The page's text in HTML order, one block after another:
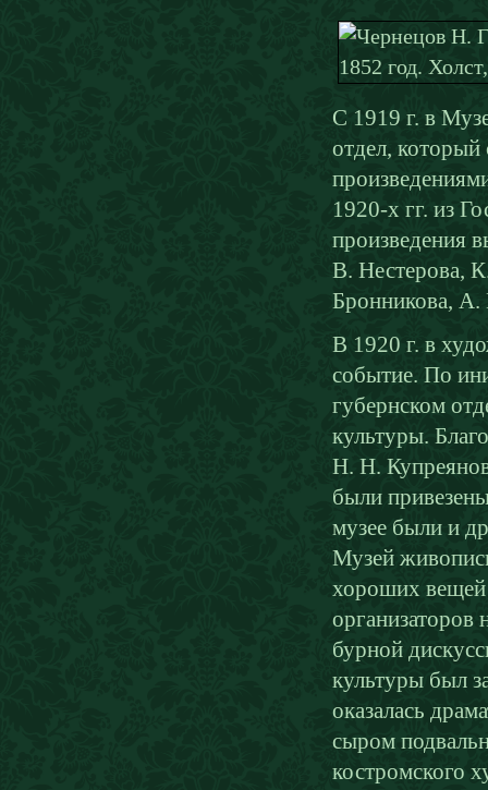
С 1919 г. в
отдел,
1920-х гг. из
произведения
В. Нестерова,
Бронникова,
В 1920 г. в
событие. По
губернском
культуры.
Н. Н.
были
музее были и
Музей
хороших вещей
организаторов
бурной
культуры был
оказалась
сыром
костромского